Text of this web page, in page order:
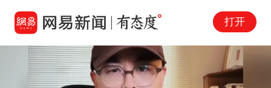
打开